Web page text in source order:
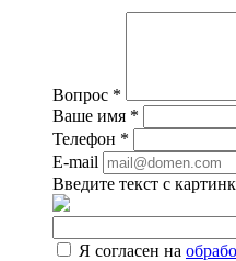
Вопрос *
Ваше имя *
Телефон *
E-mail
Введите текст с
Я согласен на